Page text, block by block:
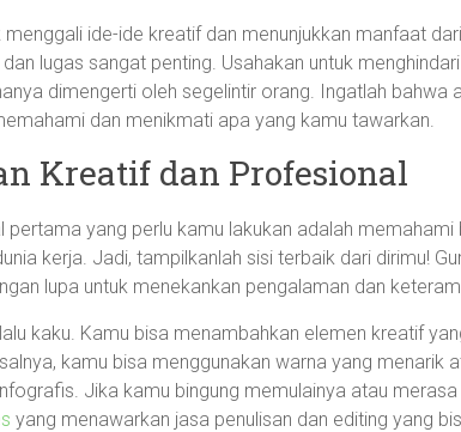
menggali ide-ide kreatif dan menunjukkan manfaat
lugas sangat penting. Usahakan untuk
dimengerti oleh segelintir orang. Ingatlah bahwa
dan menikmati apa yang kamu tawarkan.
Kreatif dan Profesional
pertama yang perlu kamu lakukan adalah
kerja. Jadi, tampilkanlah sisi terbaik dari dirimu!
lupa untuk menekankan pengalaman dan
kaku. Kamu bisa menambahkan elemen kreatif
kamu bisa menggunakan warna yang menarik
Jika kamu bingung memulainya atau
yang menawarkan jasa penulisan dan editing yang